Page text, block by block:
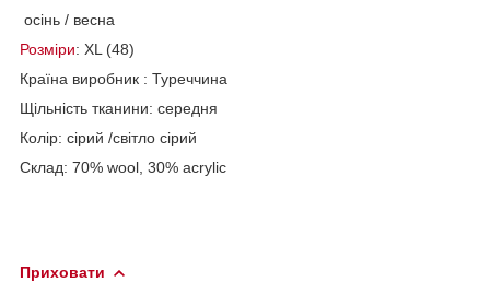
осінь / весна
Розміри: XL (48)
Країна виробник : Туреччина
Щільність тканини: середня
Колір: сірий /світло сірий
Склад: 70% wool, 30% acrylic
Приховати